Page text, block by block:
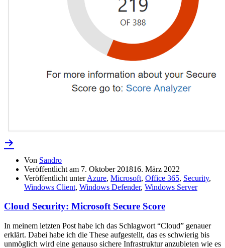
Von Sandro
Veröffentlicht am 7. Oktober 201816. März 2022
Veröffentlicht unterAzure, Microsoft, Office 365, Security,
Windows Client, Windows Defender, Windows Server
Cloud Security: Microsoft Secure Score
In meinem letzten Post habe ich das Schlagwort “Cloud” genauer
erklärt. Dabei habe ich die These aufgestellt, das es schwierig bis
unmöglich wird eine genauso sichere Infrastruktur anzubieten wie es